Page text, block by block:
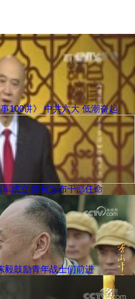
100讲》 中共六大 低潮奋起
军成立 陈毅宣布干部任命
毅鼓励青年战士们前进